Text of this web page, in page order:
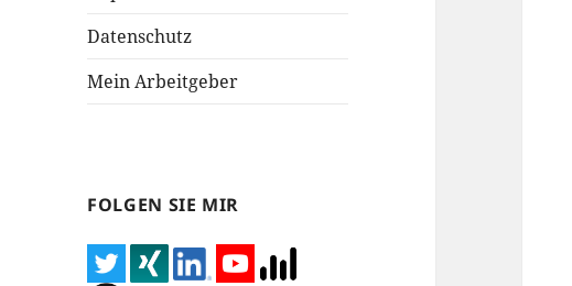
Datenschutz
Mein Arbeitgeber
FOLGEN SIE MIR